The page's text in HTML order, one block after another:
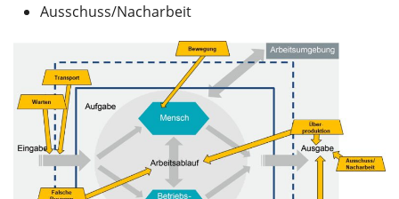
Ausschuss/Nacharbeit